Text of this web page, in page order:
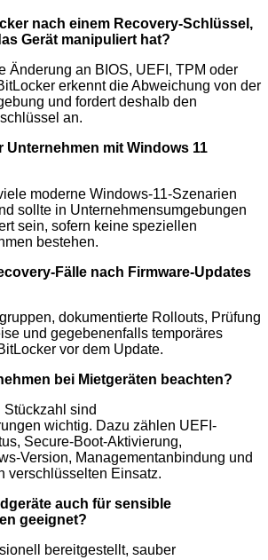
nach einem Recovery-Schlüssel,
Gerät manipuliert hat?
Änderung an BIOS, UEFI, TPM oder
erkennt die Abweichung von der
und fordert deshalb den
an.
Unternehmen mit Windows 11
moderne Windows-11-Szenarien
sollte in Unternehmensumgebungen
sein, sofern keine speziellen
bestehen.
Fälle nach Firmware-Updates
dokumentierte Rollouts, Prüfung
und gegebenenfalls temporäres
vor dem Update.
bei Mietgeräten beachten?
Stückzahl sind
wichtig. Dazu zählen UEFI-
Secure-Boot-Aktivierung,
Version, Managementanbindung und
verschlüsselten Einsatz.
auch für sensible
geeignet?
bereitgestellt, sauber